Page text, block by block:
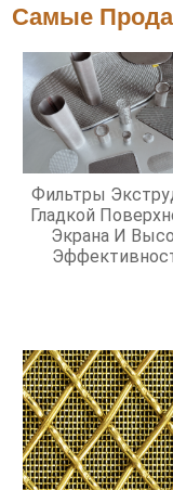
Самые
Фильтры
Гладкой
Экрана И